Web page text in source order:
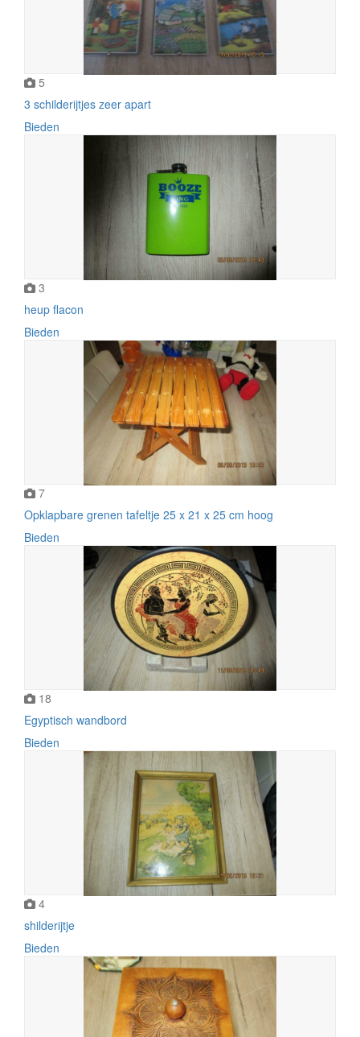
5
3 schilderijtjes zeer apart
Bieden
3
heup flacon
Bieden
7
Opklapbare grenen tafeltje 25 x 21 x 25 cm hoog
Bieden
18
Egyptisch wandbord
Bieden
4
shilderijtje
Bieden